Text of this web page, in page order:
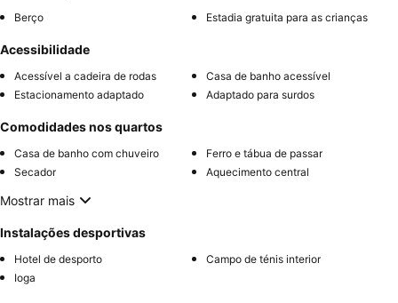
Berço Estadia gratuita para as crianças
Acessibilidade
Acessível a cadeira de rodas
Casa de banho acessível
Estacionamento adaptado
Adaptado para surdos
Comodidades nos quartos
Casa de banho com chuveiro
Ferro e tábua de passar
Secador
Aquecimento central
Mostrar mais
Instalações desportivas
Hotel de desporto
Campo de ténis interior
Ioga